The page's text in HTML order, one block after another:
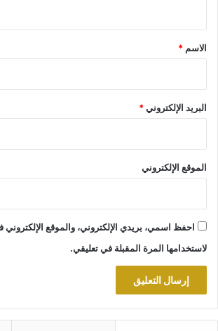
*
الاسم *
البريد الإلكتروني*
الموقع الإلكتروني
احفظ اسمي، بريدي الإلكتروني، والموقع
لاستخدامها المرة المقبلة في تعليقي.